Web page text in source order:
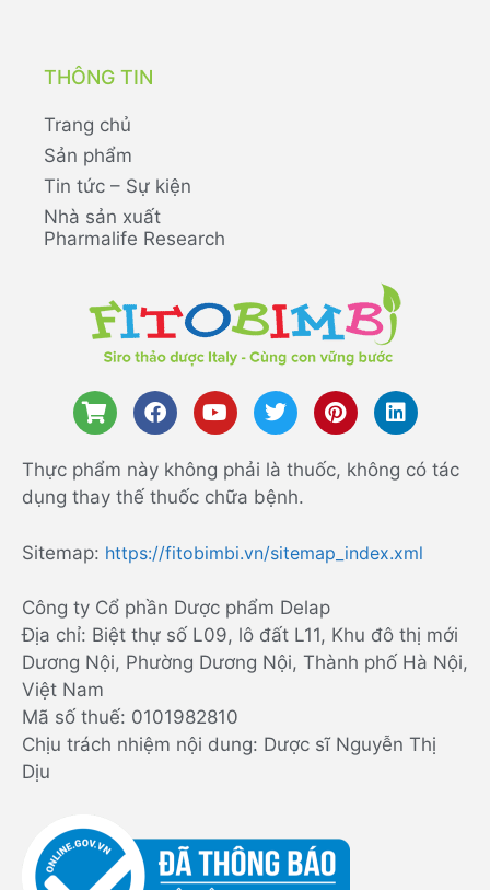
THÔNG TIN
Trang chủ
Sản phẩm
Tin tức – Sự kiện
Nhà sản xuất
Pharmalife Research
Thực phẩm này không phải là thuốc, không có tác
dụng thay thế thuốc chữa bệnh.
Sitemap: https://fitobimbi.vn/sitemap_index.xml
Công ty Cổ phần Dược phẩm Delap
Địa chỉ: Biệt thự số L09, lô đất L11, Khu đô thị mới
Dương Nội, Phường Dương Nội, Thành phố Hà Nội,
Việt Nam
Mã số thuế: 0101982810
Chịu trách nhiệm nội dung: Dược sĩ Nguyễn Thị
Dịu